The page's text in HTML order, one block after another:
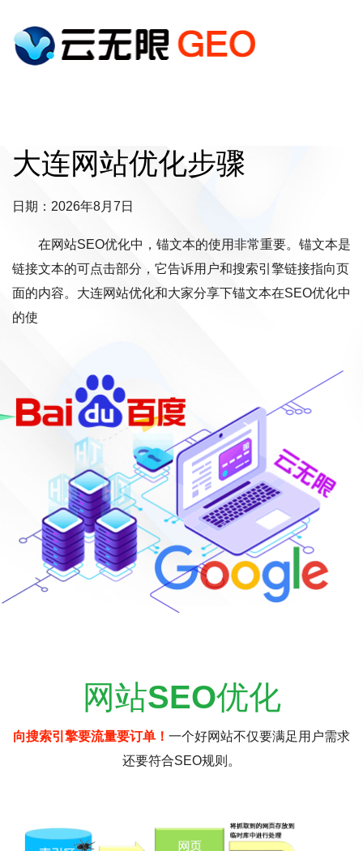
大连网站优化步骤
日期：2026年8月7日
在网站SEO优化中，锚文本的使用非常重要。锚文本是
链接文本的可点击部分，它告诉用户和搜索引擎链接指向页
面的内容。大连网站优化和大家分享下锚文本在SEO优化中
的使
网站SEO优化
向搜索引擎要流量要订单！ 一个好网站不仅要满足用户需求
还要符合SEO规则。